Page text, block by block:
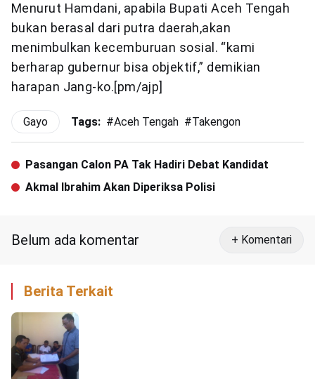
Menurut Hamdani, apabila Bupati Aceh Tengah
bukan berasal dari putra daerah,akan
menimbulkan kecemburuan sosial. “kami
berharap gubernur bisa objektif,” demikian
harapan Jang-ko.[pm/ajp]
Gayo Tags: #Aceh Tengah #Takengon
Pasangan Calon PA Tak Hadiri Debat Kandidat
Akmal Ibrahim Akan Diperiksa Polisi
Belum ada komentar + Komentari
Berita Terkait